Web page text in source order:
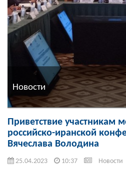
Новости
Приветствие участникам
российско-иранской
Вячеслава Володина
25.04.2023 10:37 Новости